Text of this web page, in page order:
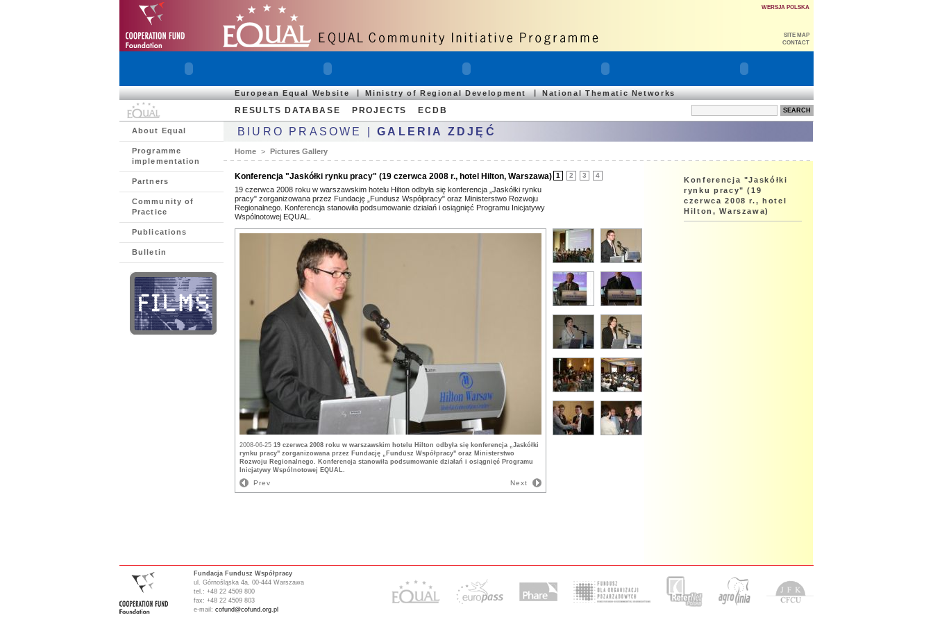
WERSJA POLSKA
SITE MAP
CONTACT
European Equal Website Ministry of Regional Development National Thematic Networks
RESULTS DATABASE PROJECTS ECDB
About Equal
Programme
implementation
Partners
Community of
Practice
Publications
Bulletin
BIURO PRASOWE |GALERIA ZDJĘĆ
Home > Pictures Gallery
Konferencja "Jaskółki rynku pracy" (19 czerwca 2008 r., hotel Hilton, Warszawa) 1 2 3 4
19 czerwca 2008 roku w warszawskim hotelu Hilton odbyła się konferencja „Jaskółki rynku
pracy" zorganizowana przez Fundację „Fundusz Współpracy" oraz Ministerstwo Rozwoju
Regionalnego. Konferencja stanowiła podsumowanie działań i osiągnięć Programu Inicjatywy
Wspólnotowej EQUAL.
2008-06-25 19 czerwca 2008 roku w warszawskim hotelu Hilton odbyła się konferencja „Jaskółki
rynku pracy" zorganizowana przez Fundację „Fundusz Współpracy" oraz Ministerstwo
Rozwoju Regionalnego. Konferencja stanowiła podsumowanie działań i osiągnięć Programu
Inicjatywy Wspólnotowej EQUAL.
Prev Next
Konferencja "Jaskółki
rynku pracy" (19
czerwca 2008 r., hotel
Hilton, Warszawa)
Fundacja Fundusz Współpracy
ul. Górnośląska 4a, 00-444 Warszawa
tel.: +48 22 4509 800
fax: +48 22 4509 803
e-mail: cofund@cofund.org.pl